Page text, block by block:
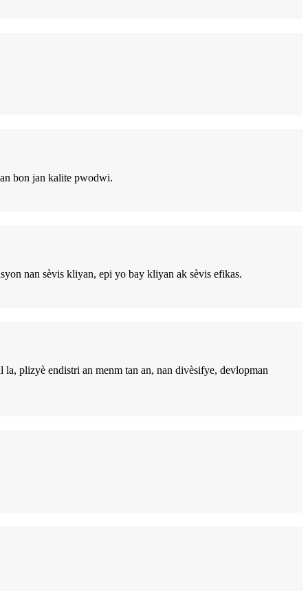
bon jan kalite pwodwi.
nan sèvis kliyan, epi yo bay kliyan ak sèvis efikas.
plizyè endistri an menm tan an, nan divèsifye, devlopman